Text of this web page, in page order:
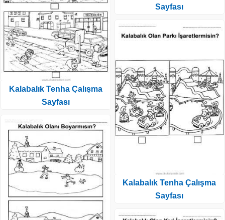
Kalabalık Tenha Çalışma
Sayfası
Sayfası
Kalabalık Tenha Çalışma
Sayfası